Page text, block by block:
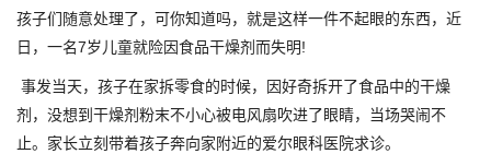
孩子们随意处理了，可你知道吗，就是这样一件不起眼的东西，近
日，一名7岁儿童就险因食品干燥剂而失明!
事发当天，孩子在家拆零食的时候，因好奇拆开了食品中的干燥
剂，没想到干燥剂粉末不小心被电风扇吹进了眼睛，当场哭闹不
止。家长立刻带着孩子奔向家附近的爱尔眼科医院求诊。